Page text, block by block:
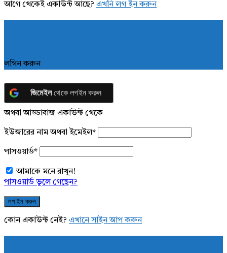
আগে থেকেই একাউন্ট আছে? এখনি লগ ইন করুন
লগিন করুন
জিমেইলথেকে লগইন করুন
অথবা আড্ডাবাজ একাউন্ট থেকে
ইউজারের নাম অথবা ইমেইল*
পাসওয়ার্ড*
আমাকে মনে রাখুন!
পাসওয়ার্ড ভুলে গেছেন?
কোন একাউন্ট নেই? এখানে সাইন আপ করুন